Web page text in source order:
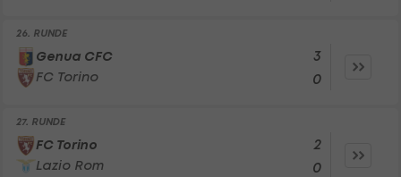
26. RUNDE
Genua CFC
FC Torino
3
0
27. RUNDE
FC Torino
Lazio Rom
2
0